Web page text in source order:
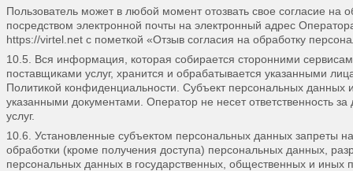
Пользователь может в любой момент отозвать свое согласие
посредством электронной почты на электронный адрес
https://virtel.net с пометкой «Отзыв согласия на обработку
10.5. Вся информация, которая собирается сторонними
поставщиками услуг, хранится и обрабатывается указанными
Политикой конфиденциальности. Субъект персональных данных
указанными документами. Оператор не несет ответственность
услуг.
10.6. Установленные субъектом персональных данных запреты
обработки (кроме получения доступа) персональных данных,
персональных данных в государственных, общественных и